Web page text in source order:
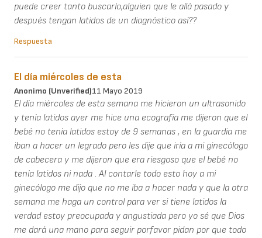
puede creer tanto buscarlo,alguien que le allá pasado y
después tengan latidos de un diagnóstico así??
Respuesta
El día miércoles de esta
Anonimo (unverified)11 Mayo 2019
El día miércoles de esta semana me hicieron un ultrasonido
y tenía latidos ayer me hice una ecografía me dijeron que el
bebé no tenía latidos estoy de 9 semanas , en la guardia me
iban a hacer un legrado pero les dije que iría a mi ginecólogo
de cabecera y me dijeron que era riesgoso que el bebé no
tenía latidos ni nada . Al contarle todo esto hoy a mi
ginecólogo me dijo que no me iba a hacer nada y que la otra
semana me haga un control para ver si tiene latidos la
verdad estoy preocupada y angustiada pero yo sé que Dios
me dará una mano para seguir porfavor pidan por que todo